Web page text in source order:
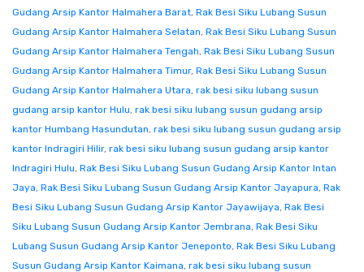
Gudang Arsip Kantor Halmahera Barat, Rak Besi Siku Lubang Susun
Gudang Arsip Kantor Halmahera Selatan, Rak Besi Siku Lubang Susun
Gudang Arsip Kantor Halmahera Tengah, Rak Besi Siku Lubang Susun
Gudang Arsip Kantor Halmahera Timur, Rak Besi Siku Lubang Susun
Gudang Arsip Kantor Halmahera Utara, rak besi siku lubang susun
gudang arsip kantor Hulu, rak besi siku lubang susun gudang arsip
kantor Humbang Hasundutan, rak besi siku lubang susun gudang arsip
kantor Indragiri Hilir, rak besi siku lubang susun gudang arsip kantor
Indragiri Hulu, Rak Besi Siku Lubang Susun Gudang Arsip Kantor Intan
Jaya, Rak Besi Siku Lubang Susun Gudang Arsip Kantor Jayapura, Rak
Besi Siku Lubang Susun Gudang Arsip Kantor Jayawijaya, Rak Besi
Siku Lubang Susun Gudang Arsip Kantor Jembrana, Rak Besi Siku
Lubang Susun Gudang Arsip Kantor Jeneponto, Rak Besi Siku Lubang
Susun Gudang Arsip Kantor Kaimana, rak besi siku lubang susun